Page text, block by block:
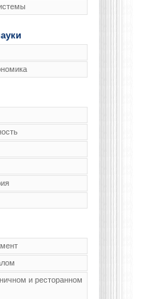
и ресторанном